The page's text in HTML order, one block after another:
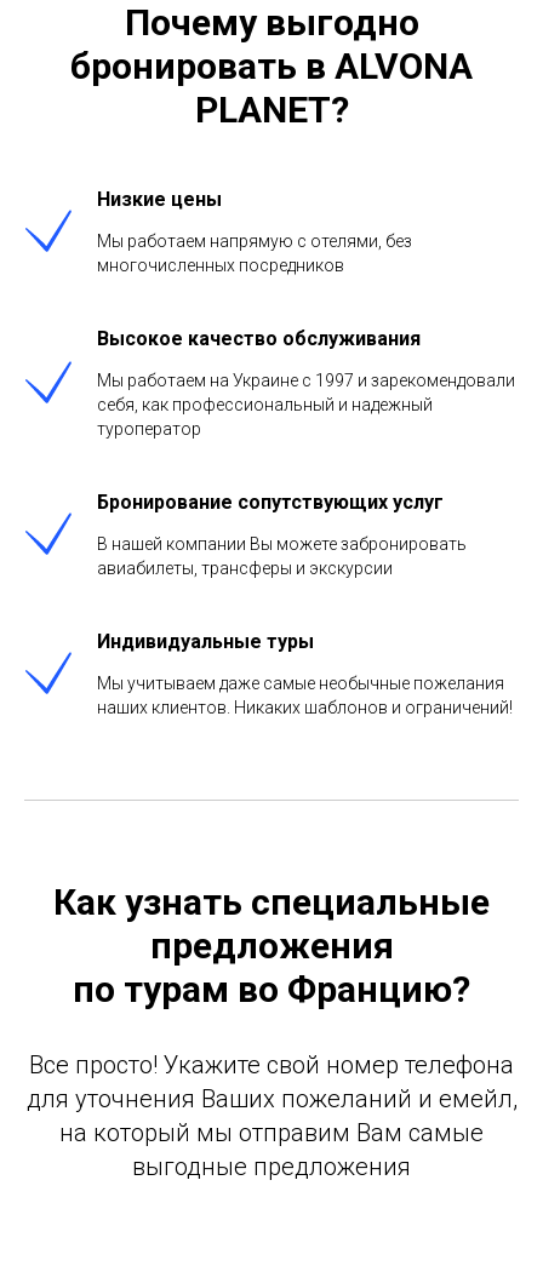
Почему выгодно
бронировать в ALVONA
PLANET?
Низкие цены
Мы работаем напрямую с отелями, без
многочисленных посредников
Высокое качество обслуживания
Мы работаем на Украине с 1997 и зарекомендовали
себя, как профессиональный и надежный
туроператор
Бронирование сопутствующих услуг
В нашей компании Вы можете забронировать
авиабилеты, трансферы и экскурсии
Индивидуальные туры
Мы учитываем даже самые необычные пожелания
наших клиентов. Никаких шаблонов и ограничений!
Как узнать специальные
предложения
по турам во Францию?
Все просто! Укажите свой номер телефона
для уточнения Ваших пожеланий и емейл,
на который мы отправим Вам самые
выгодные предложения